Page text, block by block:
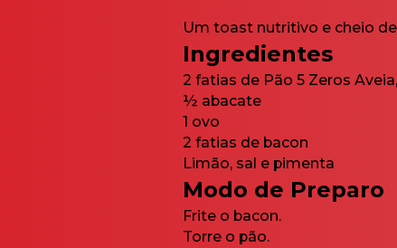
Um toast nutritivo e cheio
Ingredientes
2 fatias de Pão 5 Zeros
½ abacate
1 ovo
2 fatias de bacon
Limão, sal e pimenta
Modo de Preparo
Frite o bacon.
Torre o pão.